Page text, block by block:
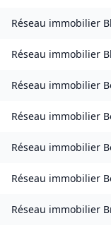
Réseau immobilier
Réseau immobilier
Réseau immobilier
Réseau immobilier
Réseau immobilier
Réseau immobilier
Réseau immobilier